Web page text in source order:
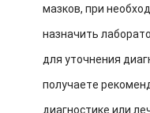
мазков, при
назначить
для уточнения
получаете
диагностике или